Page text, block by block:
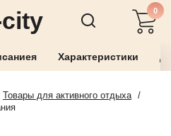
0
Характеристики
Товары для активного отдыха /